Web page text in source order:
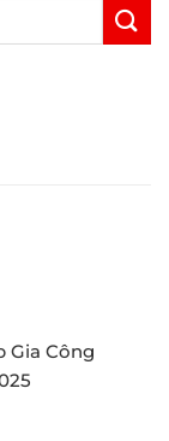
Gia Công